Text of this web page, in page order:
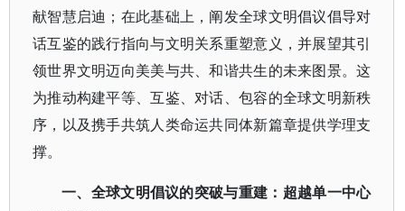
献智慧启迪；在此基础上，阐发全球文明倡议倡导对
话互鉴的践行指向与文明关系重塑意义，并展望其引
领世界文明迈向美美与共、和谐共生的未来图景。这
为推动构建平等、互鉴、对话、包容的全球文明新秩
序，以及携手共筑人类命运共同体新篇章提供学理支
撑。
一、全球文明倡议的突破与重建：超越单一中心